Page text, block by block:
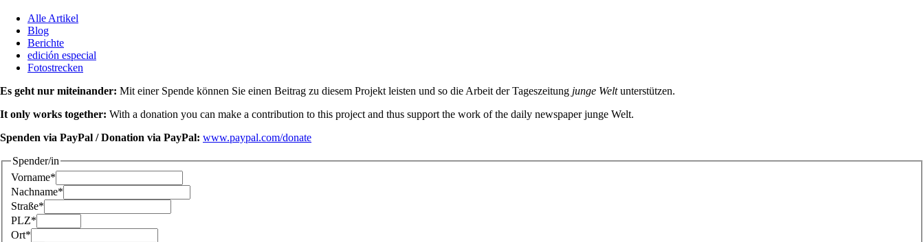
Alle Artikel
Blog
Berichte
edición especial
Fotostrecken
Es geht nur miteinander: Mit einer Spende können Sie einen Beitrag zu diesem Projekt leisten und so die Arbeit der Tageszeitung junge Weltunterstützen.
It only works together: With a donation you can make a contribution to this project and thus support the work of the daily newspaper junge Welt.
Spenden via PayPal / Donation via PayPal: www.paypal.com/donate
Spender/in
Vorname*
Nachname*
Straße*
PLZ*
Ort*